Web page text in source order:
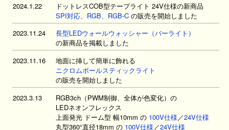
2024.1.22
ドットレスCOB型テープライト 24V仕様の新商品
SPI対応
RGB、RGB-C の販売を開始しました
2023.11.24
長型LEDウォールウォッシャー（バーライト）
の新商品を掲載しました
2023.11.16
地面に挿して簡単に飾れる
ニクロムボールスティックライト
の販売を開始しました
2023.3.13
RGB3ch（PWM制御、全体が色変化）の
LEDネオンフレックス
上面発光 ドーム型 幅10mm の 100V仕様／24V仕様
丸型360°直径18mm の 100V仕様／24V仕様